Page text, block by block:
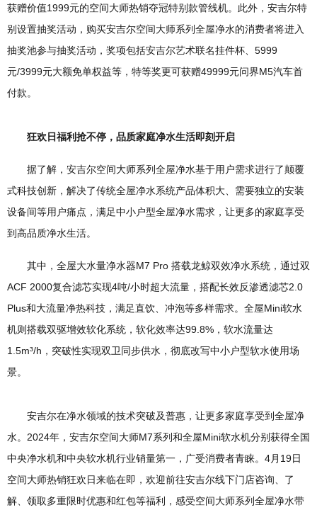
获赠价值1999元的空间大师热销夺冠特别款管线机。此外，安吉尔特
别设置抽奖活动，购买安吉尔空间大师系列全屋净水的消费者将进入
抽奖池参与抽奖活动，奖项包括安吉尔艺术联名挂件杯、5999
元/3999元大额免单权益等，特等奖更可获赠49999元问界M5汽车首
付款。
狂欢日福利抢不停，品质家庭净水生活即刻开启
据了解，安吉尔空间大师系列全屋净水基于用户需求进行了颠覆
式科技创新，解决了传统全屋净水系统产品体积大、需要独立的安装
设备间等用户痛点，满足中小户型全屋净水需求，让更多的家庭享受
到高品质净水生活。
其中，全屋大水量净水器M7 Pro 搭载龙鲸双效净水系统，通过双
ACF 2000复合滤芯实现4吨/小时超大流量，搭配长效反渗透滤芯2.0
Plus和大流量净热科技，满足直饮、冲泡等多样需求。全屋Mini软水
机则搭载双驱增效软化系统，软化效率达99.8%，软水流量达
1.5m³/h，突破性实现双卫同步供水，彻底改写中小户型软水使用场
景。
安吉尔在净水领域的技术突破及普惠，让更多家庭享受到全屋净
水。2024年，安吉尔空间大师M7系列和全屋Mini软水机分别获得全国
中央净水机和中央软水机行业销量第一，广受消费者青睐。4月19日
空间大师热销狂欢日来临在即，欢迎前往安吉尔线下门店咨询、了
解、领取多重限时优惠和红包等福利，感受空间大师系列全屋净水带